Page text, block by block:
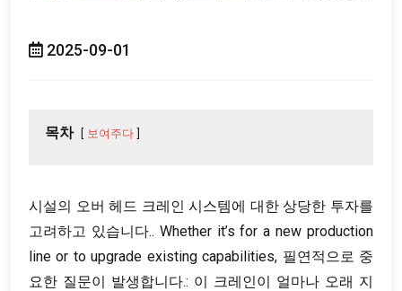
2025-09-01
목차 보여주다
시설의 오버 헤드 크레인 시스템에 대한 상당한 투자를
고려하고 있습니다.. Whether it’s for a new production
line or to upgrade existing capabilities, 필연적으로 중
요한 질문이 발생합니다.: 이 크레인이 얼마나 오래 지